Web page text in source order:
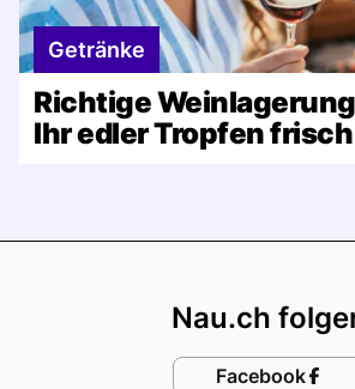
Getränke
Richtige
Ihr edler Tropfen frisch
Nau.ch
Facebook